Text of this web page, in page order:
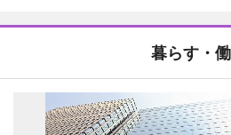
暮らす・働